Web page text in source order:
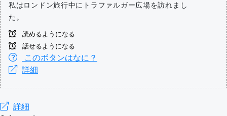
私はロンドン旅行中にトラファルガー広場を訪れまし
た。
読めるようになる
話せるようになる
このボタンはなに？
詳細
詳細